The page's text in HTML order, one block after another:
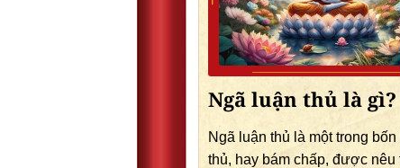
Ngã luận thủ là gì?
Ngã luận thủ là một trong bốn
thủ, hay bám chấp, được nêu